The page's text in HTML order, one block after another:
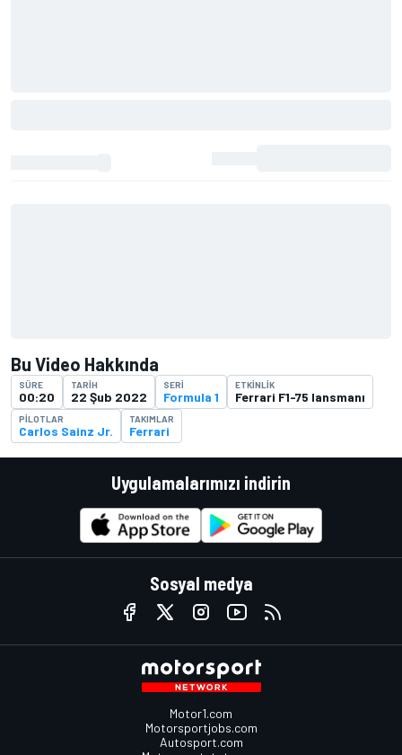
Bu Video Hakkında
SÜRE
00:20
TARIH
22 Şub 2022
SERI
Formula 1
ETKINLIK
Ferrari F1-75 lansmanı
PILOTLAR
Carlos Sainz Jr.
TAKIMLAR
Ferrari
Uygulamalarımızı indirin
Sosyal medya
Motor1.com
Motorsportjobs.com
Autosport.com